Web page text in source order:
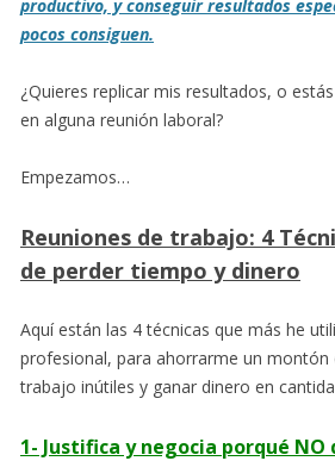
productivo, y conseguir resultados
pocos consiguen.
¿Quieres replicar mis resultados, o
en alguna reunión laboral?
Empezamos…
Reuniones de trabajo: 4
de perder tiempo y dinero
Aquí están las 4 técnicas que más he
profesional, para ahorrarme un montón
trabajo inútiles y ganar dinero en
1- Justifica y negocia porqué NO